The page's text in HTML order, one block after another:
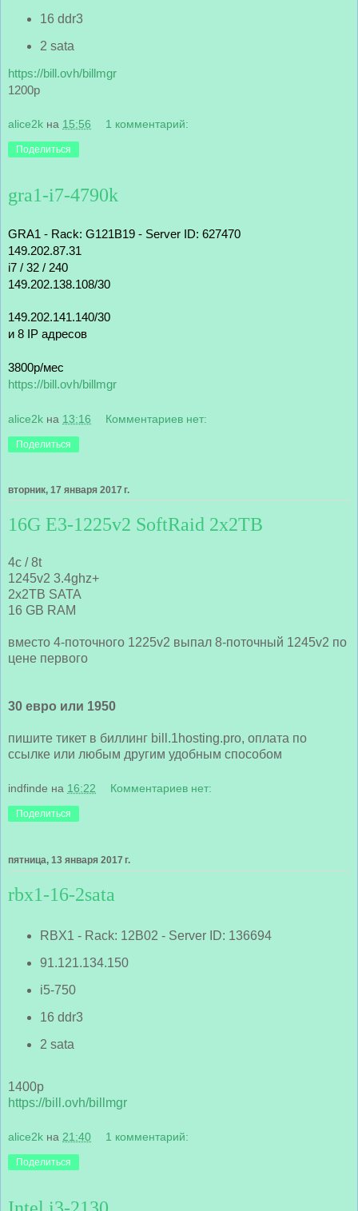
16 ddr3
2 sata
https://bill.ovh/billmgr
1200р
alice2k на 15:56 1 комментарий:
Поделиться
gra1-i7-4790k
GRA1 - Rack: G121B19 - Server ID: 627470
149.202.87.31
i7 / 32 / 240
149.202.138.108/30
149.202.141.140/30
и 8 IP адресов
3800р/мес
https://bill.ovh/billmgr
alice2k на 13:16 Комментариев нет:
Поделиться
вторник, 17 января 2017 г.
16G E3-1225v2 SoftRaid 2x2TB
4c / 8t
1245v2 3.4ghz+
2x2TB SATA
16 GB RAM
вместо 4-поточного 1225v2 выпал 8-поточный 1245v2 по
цене первого
30 евро или 1950
пишите тикет в биллинг bill.1hosting.pro, оплата по
ссылке или любым другим удобным способом
indfinde на 16:22 Комментариев нет:
Поделиться
пятница, 13 января 2017 г.
rbx1-16-2sata
RBX1 - Rack: 12B02 - Server ID: 136694
91.121.134.150
i5-750
16 ddr3
2 sata
1400р
https://bill.ovh/billmgr
alice2k на 21:40 1 комментарий:
Поделиться